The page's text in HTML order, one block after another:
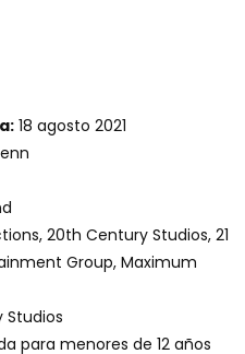
18 agosto 2021
20th Century Studios, 21
Group, Maximum
Studios
para menores de 12 años